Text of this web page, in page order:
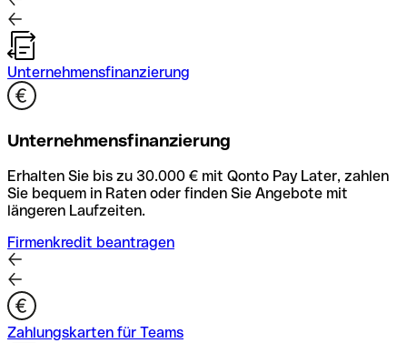
Unternehmensfinanzierung
Unternehmensfinanzierung
Erhalten Sie bis zu 30.000 € mit Qonto Pay Later, zahlen
Sie bequem in Raten oder finden Sie Angebote mit
längeren Laufzeiten.
Firmenkredit beantragen
Zahlungskarten für Teams